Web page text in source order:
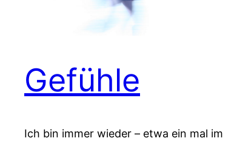
Gefühle
Ich bin immer wieder – etwa ein mal im